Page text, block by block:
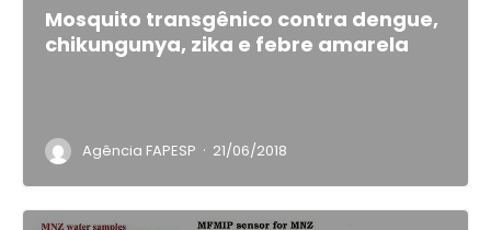
Mosquito transgênico contra dengue,
chikungunya, zika e febre amarela
Agência FAPESP · 21/06/2018